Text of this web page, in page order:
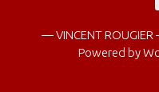
— VINCENT
Powered by